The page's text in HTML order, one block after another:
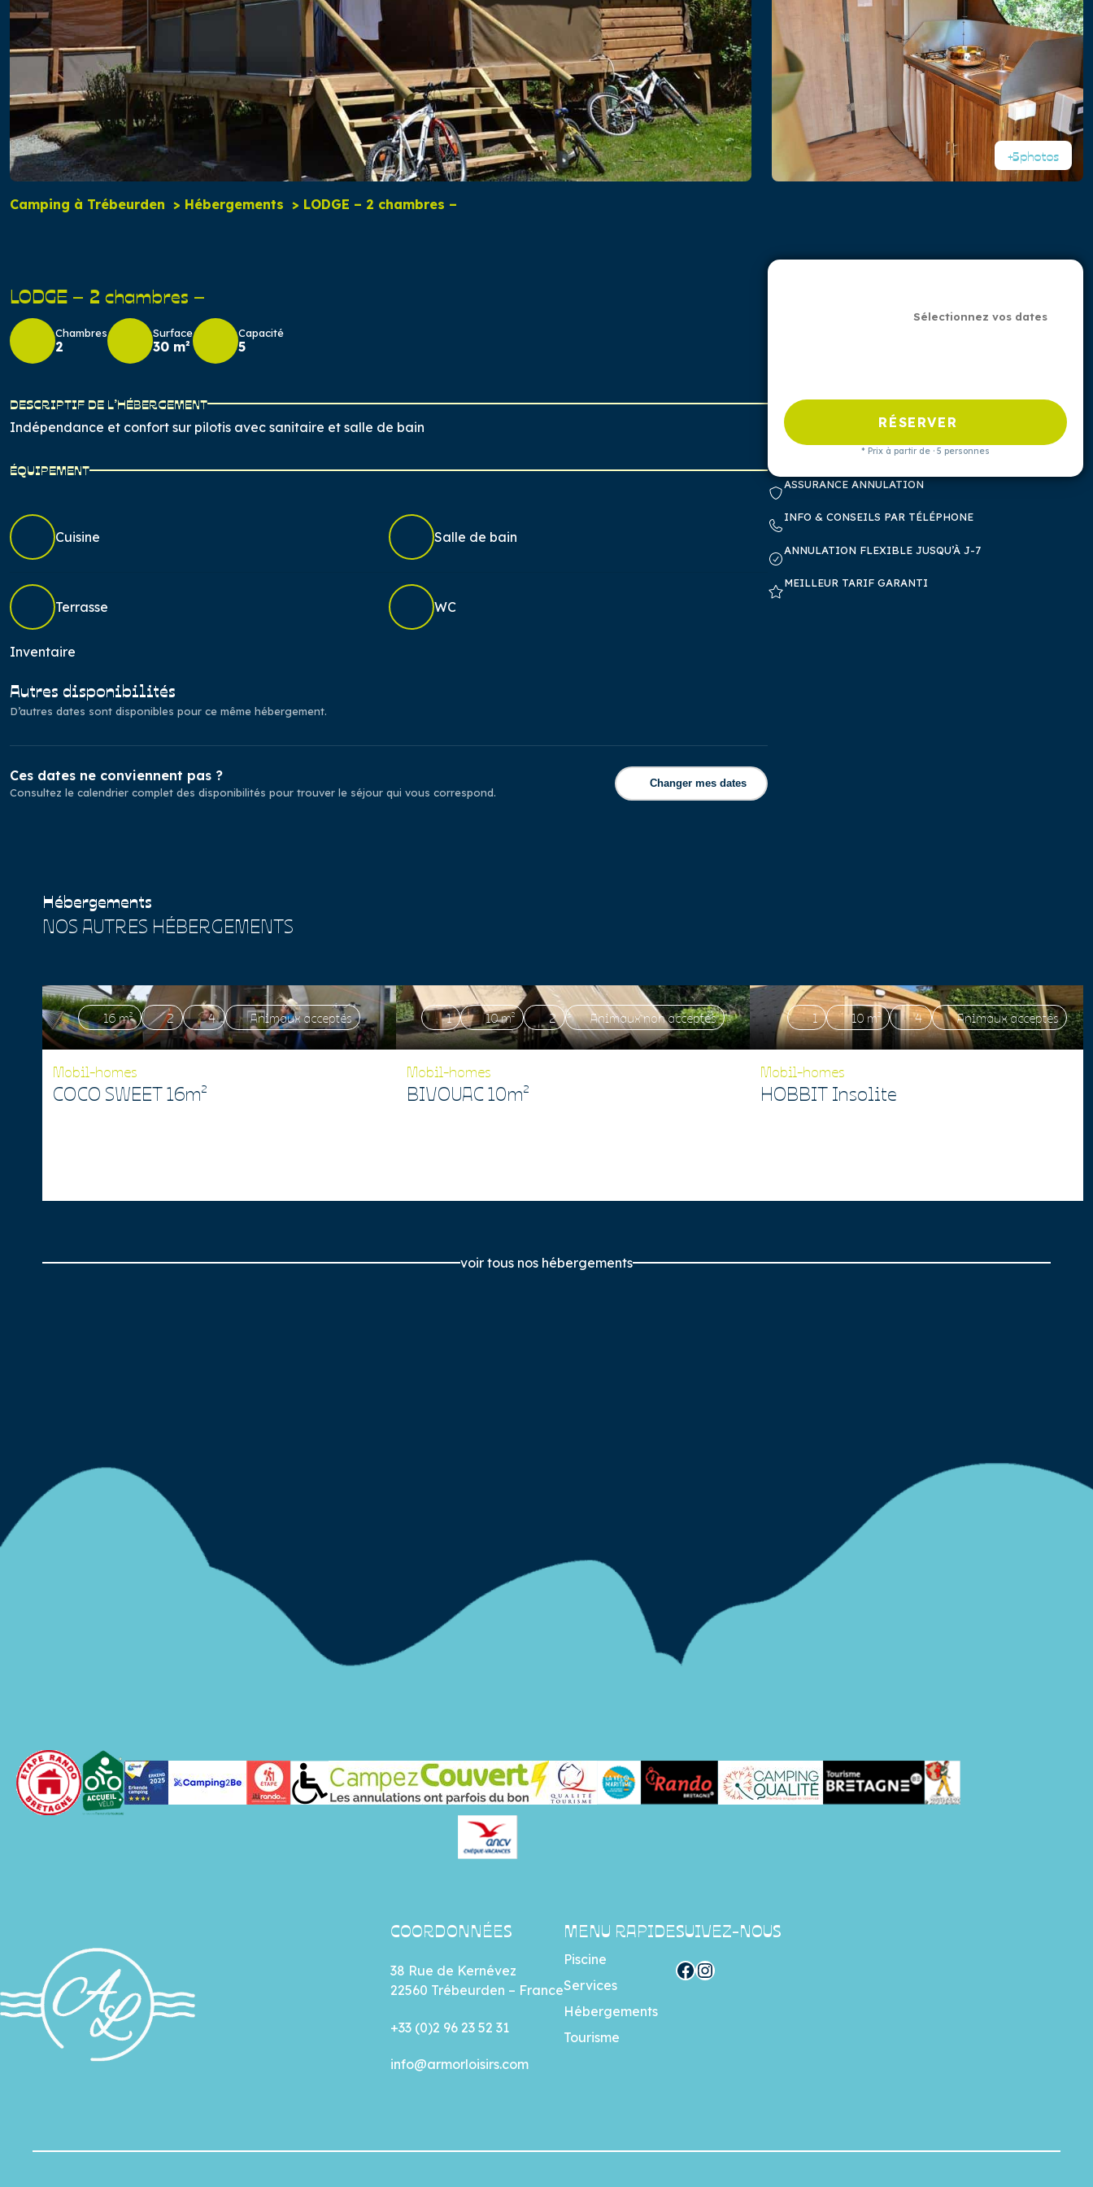
+5photos
Camping à Trébeurden Hébergements LODGE – 2 chambres –
LODGE – 2 chambres –
Chambres
2
Surface
30 m²
Capacité
5
DESCRIPTIF DE L’HÉBERGEMENT
Indépendance et confort sur pilotis avec sanitaire et salle de bain
ÉQUIPEMENT
Cuisine Salle de bain
Terrasse WC
Inventaire
Autres disponibilités
D’autres dates sont disponibles pour ce même hébergement.
Ces dates ne conviennent pas ?
Consultez le calendrier complet des disponibilités pour trouver le séjour qui vous correspond.
Changer mes dates
RÉSERVER
* Prix à partir de · 5 personnes
ASSURANCE ANNULATION
INFO & CONSEILS PAR TÉLÉPHONE
ANNULATION FLEXIBLE JUSQU’À J-7
MEILLEUR TARIF GARANTI
Hébergements
NOS AUTRES HÉBERGEMENTS
16 m² 2 4 Animaux acceptés
Mobil-homes
COCO SWEET 16m²
1 10 m² 2 Animaux non acceptés
Mobil-homes
BIVOUAC 10m²
1 10 m² 4 Animaux acceptés
Mobil-homes
HOBBIT Insolite
voir tous nos hébergements
COORDONNÉES
38 Rue de Kernévez
22560 Trébeurden – France
+33 (0)2 96 23 52 31
info@armorloisirs.com
MENU RAPIDE
Piscine
Services
Hébergements
Tourisme
SUIVEZ-NOUS
Facebook Instagram